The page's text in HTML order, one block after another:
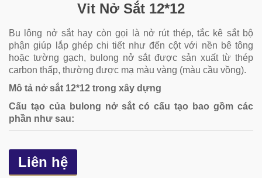
Vit Nở Sắt 12*12
Bu lông nở sắt hay còn gọi là nở rút thép, tắc kê sắt bộ
phận giúp lắp ghép chi tiết như đến cột với nền bê tông
hoặc tường gạch, bulong nở sắt được sản xuất từ thép
carbon thấp, thường được mạ màu vàng (màu cầu vồng).
Mô tả nở sắt 12*12 trong xây dựng
Cấu tạo của bulong nở sắt có cấu tạo bao gồm các
phần như sau:
Liên hệ